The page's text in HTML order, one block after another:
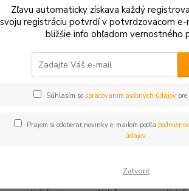
Hľadať
Magnetické hračky Magnetické puzzle, skladačky
Drevené
Zľavu automaticky získava každý
svoju registráciu potvrdí v potvrdzovacom e-
bližšie info ohľadom vernostného
Súhlasím so spracovaním osobných údajovpre
Prajem si odoberať novinky e-mailom podľa
údajov.
Zatvoriť